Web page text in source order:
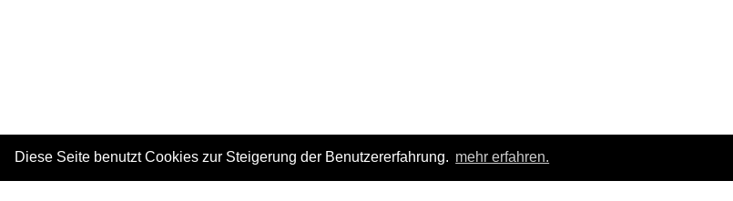
Diese Seite benutzt Cookies zur Steigerung der Benutzererfahrung. mehr erfahren.